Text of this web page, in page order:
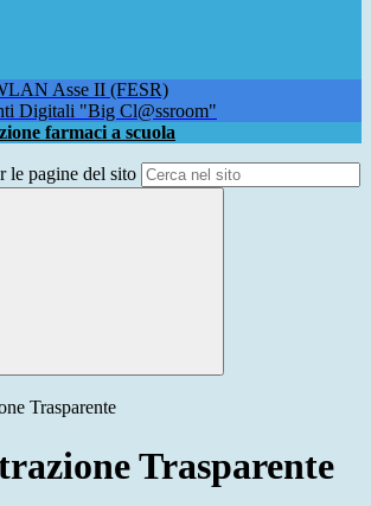
Asse II (FESR)
Digitali "Big Cl@ssroom"
farmaci a scuola
le pagine del sito
Trasparente
Trasparente